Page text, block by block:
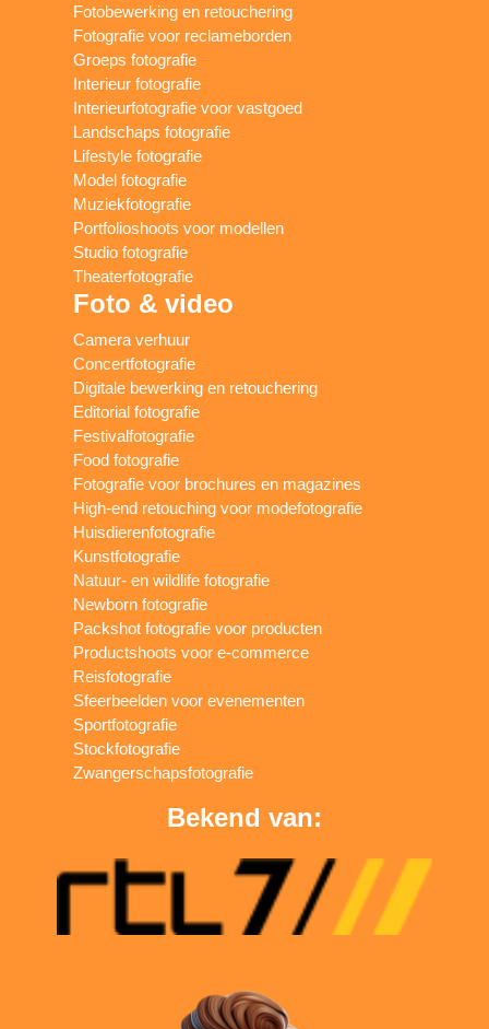
Fotobewerking en retouchering
Fotografie voor reclameborden
Groeps fotografie
Interieur fotografie
Interieurfotografie voor vastgoed
Landschaps fotografie
Lifestyle fotografie
Model fotografie
Muziekfotografie
Portfolioshoots voor modellen
Studio fotografie
Theaterfotografie
Foto & video
Camera verhuur
Concertfotografie
Digitale bewerking en retouchering
Editorial fotografie
Festivalfotografie
Food fotografie
Fotografie voor brochures en magazines
High-end retouching voor modefotografie
Huisdierenfotografie
Kunstfotografie
Natuur- en wildlife fotografie
Newborn fotografie
Packshot fotografie voor producten
Productshoots voor e-commerce
Reisfotografie
Sfeerbeelden voor evenementen
Sportfotografie
Stockfotografie
Zwangerschapsfotografie
Bekend van: